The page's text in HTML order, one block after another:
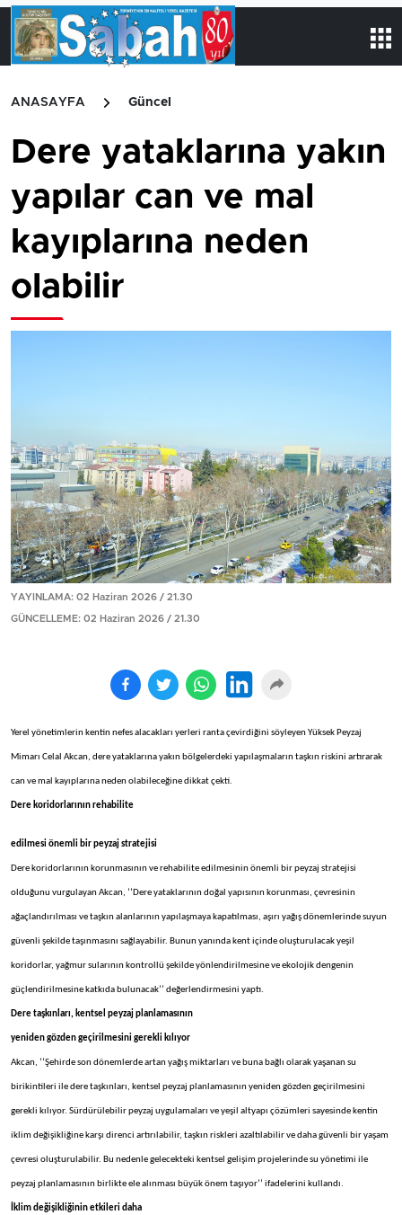
ANASAYFA Güncel
Dere yataklarına yakın
yapılar can ve mal
kayıplarına neden
olabilir
YAYINLAMA: 02 Haziran 2026 / 21.30
GÜNCELLEME: 02 Haziran 2026 / 21.30
Yerel yönetimlerin kentin nefes alacakları yerleri ranta çevirdiğini söyleyen Yüksek Peyzaj
Mimarı Celal Akcan, dere yataklarına yakın bölgelerdeki yapılaşmaların taşkın riskini artırarak
can ve mal kayıplarına neden olabileceğine dikkat çekti.
Dere koridorlarının rehabilite
edilmesi önemli bir peyzaj stratejisi
Dere koridorlarının korunmasının ve rehabilite edilmesinin önemli bir peyzaj stratejisi
olduğunu vurgulayan Akcan, ‘’Dere yataklarının doğal yapısının korunması, çevresinin
ağaçlandırılması ve taşkın alanlarının yapılaşmaya kapatılması, aşırı yağış dönemlerinde suyun
güvenli şekilde taşınmasını sağlayabilir. Bunun yanında kent içinde oluşturulacak yeşil
koridorlar, yağmur sularının kontrollü şekilde yönlendirilmesine ve ekolojik dengenin
güçlendirilmesine katkıda bulunacak’’ değerlendirmesini yaptı.
Dere taşkınları, kentsel peyzaj planlamasının
yeniden gözden geçirilmesini gerekli kılıyor
Akcan, ‘’Şehirde son dönemlerde artan yağış miktarları ve buna bağlı olarak yaşanan su
birikintileri ile dere taşkınları, kentsel peyzaj planlamasının yeniden gözden geçirilmesini
gerekli kılıyor. Sürdürülebilir peyzaj uygulamaları ve yeşil altyapı çözümleri sayesinde kentin
iklim değişikliğine karşı direnci artırılabilir, taşkın riskleri azaltılabilir ve daha güvenli bir yaşam
çevresi oluşturulabilir. Bu nedenle gelecekteki kentsel gelişim projelerinde su yönetimi ile
peyzaj planlamasının birlikte ele alınması büyük önem taşıyor’’ ifadelerini kullandı.
İklim değişikliğinin etkileri daha